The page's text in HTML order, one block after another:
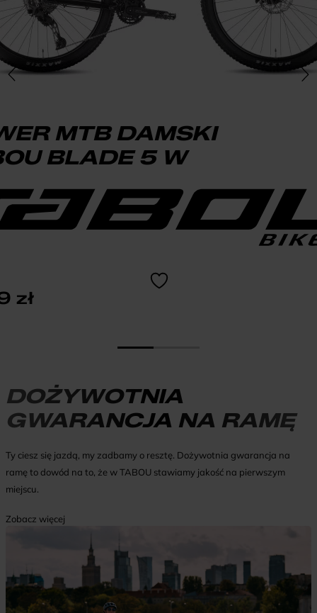
MTB DAMSKI
BLADE 5 W
zł
DOŻYWOTNIA
GWARANCJA NA RAMĘ
Ty ciesz się jazdą, my zadbamy o resztę. Dożywotnia gwarancja na
ramę to dowód na to, że w TABOU stawiamy jakość na pierwszym
miejscu.
Zobacz więcej